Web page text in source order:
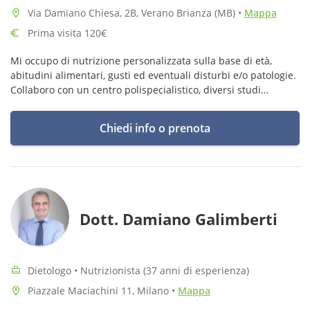
Via Damiano Chiesa, 2B, Verano Brianza (MB) • Mappa
Prima visita 120€
Mi occupo di nutrizione personalizzata sulla base di età,
abitudini alimentari, gusti ed eventuali disturbi e/o patologie.
Collaboro con un centro polispecialistico, diversi studi
Chiedi info o prenota
Dott. Damiano Galimberti
Dietologo • Nutrizionista (37 anni di esperienza)
Piazzale Maciachini 11, Milano • Mappa